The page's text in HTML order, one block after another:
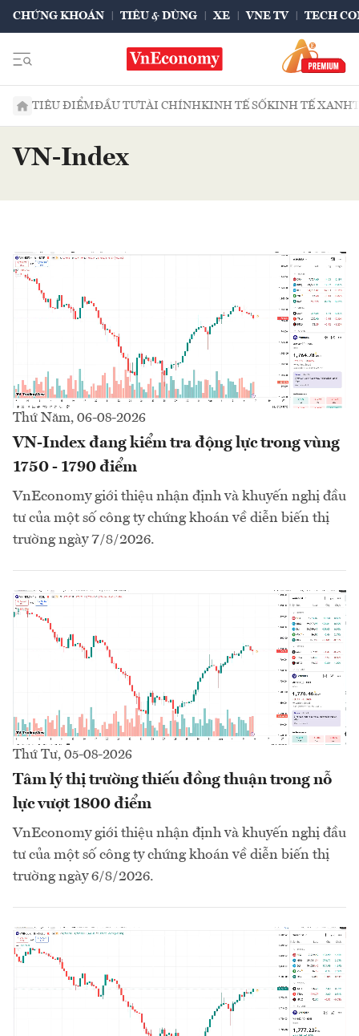
CHỨNG KHOÁN TIÊU & DÙNG XE VNE TV TECH
TIÊU ĐIỂMĐẦU TƯTÀI CHÍNHKINH TẾ SỐKINH TẾ XANH
VN-Index
Thứ Năm, 06-08-2026
VN-Index đang kiểm tra động lực trong vùng
1750 - 1790 điểm
VnEconomy giới thiệu nhận định và khuyến nghị đầu
tư của một số công ty chứng khoán về diễn biến thị
trường ngày 7/8/2026.
Thứ Tư, 05-08-2026
Tâm lý thị trường thiếu đồng thuận trong nỗ
lực vượt 1800 điểm
VnEconomy giới thiệu nhận định và khuyến nghị đầu
tư của một số công ty chứng khoán về diễn biến thị
trường ngày 6/8/2026.